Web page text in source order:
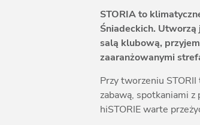
STORIA to
Śniadeckich.
salą klubową,
zaaranżowanymi
Przy tworzeniu STORII
zabawą, spotkaniami
hiSTORIE warte